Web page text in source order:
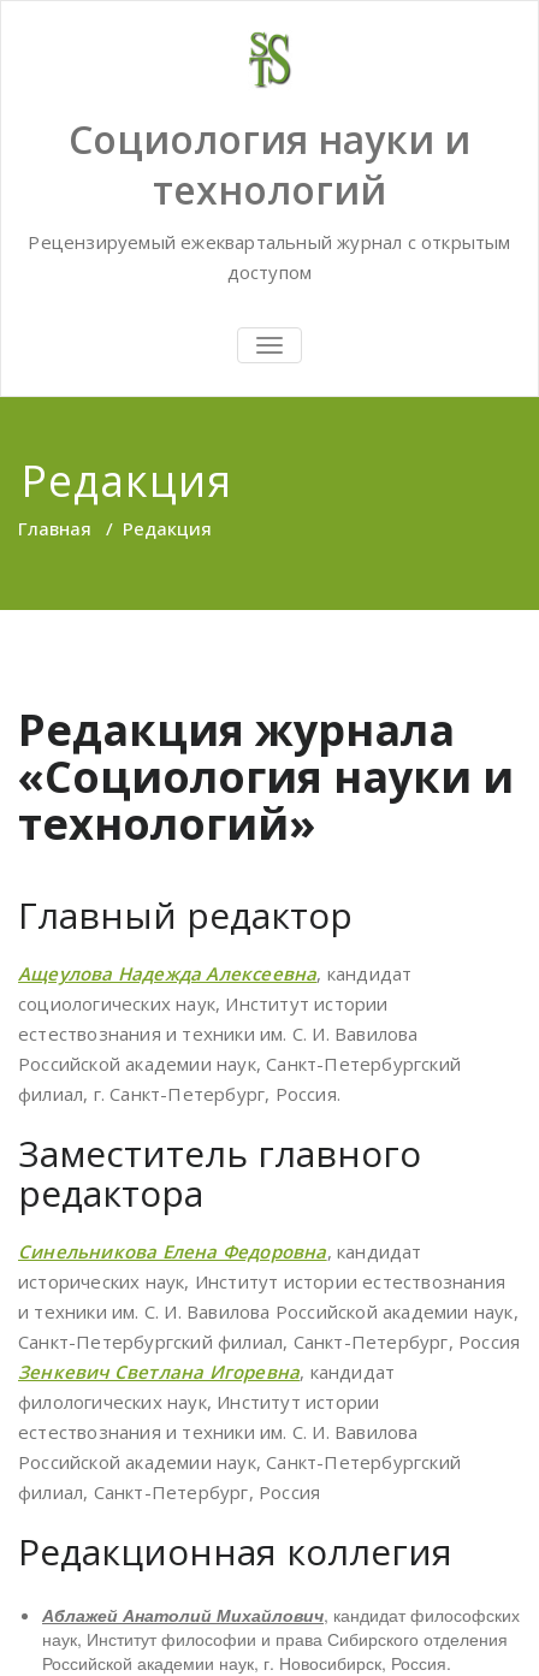
Социология науки и
технологий
Рецензируемый ежеквартальный журнал с открытым
доступом
TOGGLE
NAVIGATION
Редакция
Главная / Редакция
Редакция журнала
«Социология науки и
технологий»
Главный редактор
Ащеулова Надежда Алексеевна, кандидат
социологических наук, Институт истории
естествознания и техники им. С. И. Вавилова
Российской академии наук, Санкт-Петербургский
филиал, г. Санкт-Петербург, Россия.
Заместитель главного
редактора
Синельникова Елена Федоровна, кандидат
исторических наук, Институт истории естествознания
и техники им. С. И. Вавилова Российской академии наук,
Санкт-Петербургский филиал, Санкт-Петербург, Россия
Зенкевич Светлана Игоревна, кандидат
филологических наук, Институт истории
естествознания и техники им. С. И. Вавилова
Российской академии наук, Санкт-Петербургский
филиал, Санкт-Петербург, Россия
Редакционная коллегия
Аблажей Анатолий Михайлович, кандидат философских
наук, Институт философии и права Сибирского отделения
Российской академии наук, г. Новосибирск, Россия.